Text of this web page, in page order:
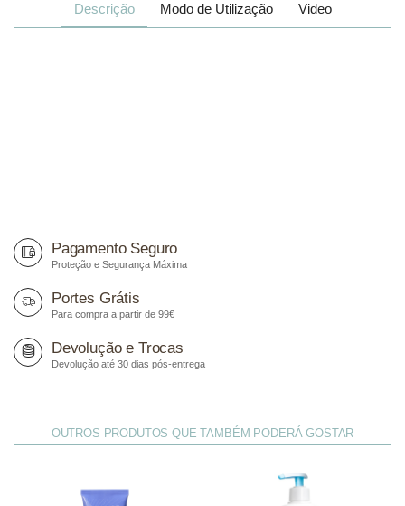
Descrição Modo de Utilização Video
Pagamento Seguro
Proteção e Segurança Máxima
Portes Grátis
Para compra a partir de 99€
Devolução e Trocas
Devolução até 30 dias pós-entrega
OUTROS PRODUTOS QUE TAMBÉM PODERÁ GOSTAR